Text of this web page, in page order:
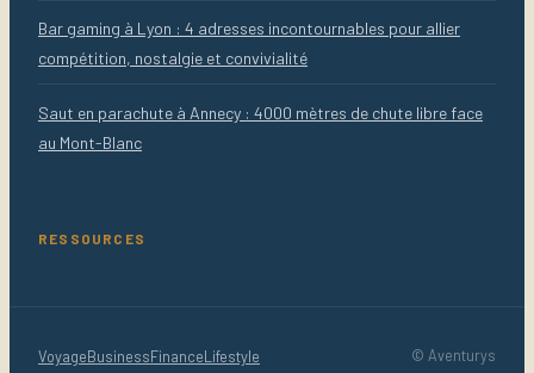
Bar gaming à Lyon : 4 adresses incontournables pour allier
compétition, nostalgie et convivialité
Saut en parachute à Annecy : 4000 mètres de chute libre face
au Mont-Blanc
RESSOURCES
VoyageBusinessFinanceLifestyle © Aventurys